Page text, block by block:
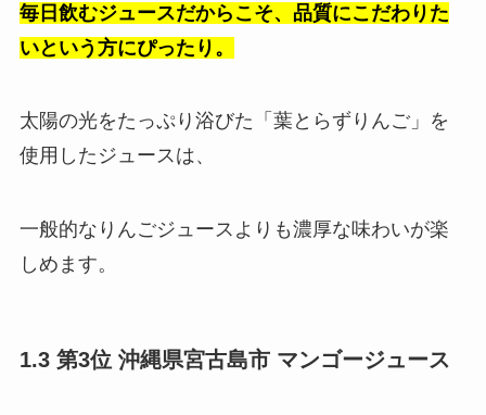
毎日飲むジュースだからこそ、品質にこだわりた
いという方にぴったり。
太陽の光をたっぷり浴びた「葉とらずりんご」を
使用したジュースは、
一般的なりんごジュースよりも濃厚な味わいが楽
しめます。
1.3 第3位 沖縄県宮古島市 マンゴージュース